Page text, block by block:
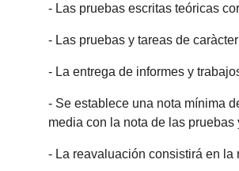
- Las pruebas escritas teóricas
- Las pruebas y tareas de
- La entrega de informes y
- Se establece una nota mínima
media con la nota de las
- La reavaluación consistirá en la